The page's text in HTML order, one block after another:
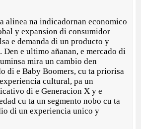
alinea na indicadornan economico
y expansion di consumidor
e demanda di un producto y
e ultimo añanan, e mercado di
mira un cambio den
di e Baby Boomers, cu ta priorisa
cultural, pa un
di e Generacion X y e
cu ta un segmento nobo cu ta
di un experiencia unico y